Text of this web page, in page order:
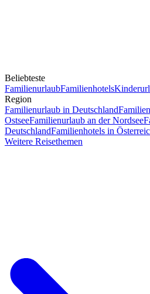
Beliebteste
FamilienurlaubFamilienhotels
Region
Familienurlaub in Deutschland
OstseeFamilienurlaub an der Nordsee
DeutschlandFamilienhotels in
Weitere Reisethemen